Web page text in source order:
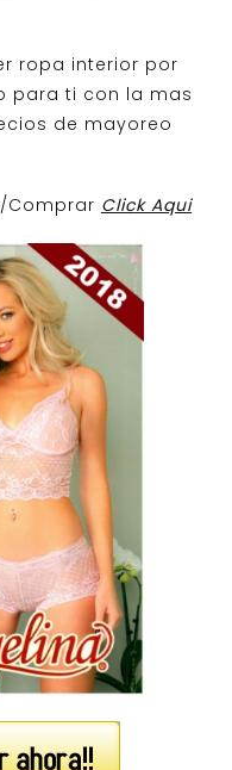
ropa interior por
para ti con la mas
de mayoreo
Comprar Click Aqui